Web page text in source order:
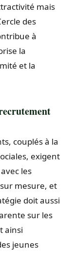
mais
des
à
la
et la
couplés à la
exigent
les
mesure, et
doit aussi
sur les
ainsi
jeunes